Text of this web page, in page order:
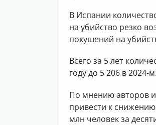
В Испании
на убийство резко
покушений на
Всего за 5 лет
году до 5 206 в 2024-м.
По мнению авторов
привести к
млн человек за